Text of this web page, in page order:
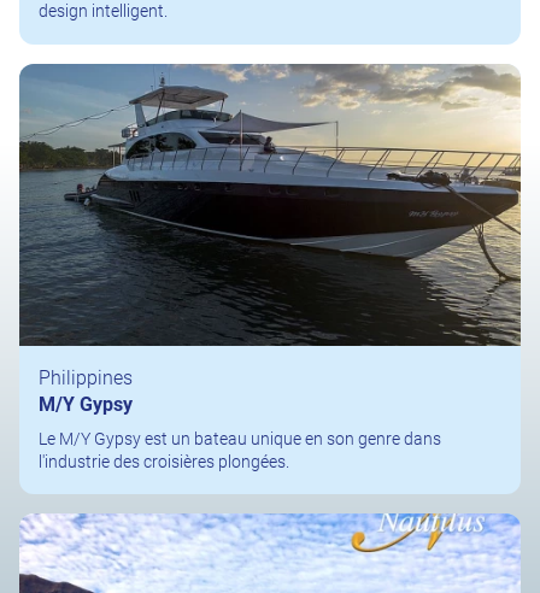
design intelligent.
Philippines
M/Y Gypsy
Le M/Y Gypsy est un bateau unique en son genre dans
l'industrie des croisières plongées.